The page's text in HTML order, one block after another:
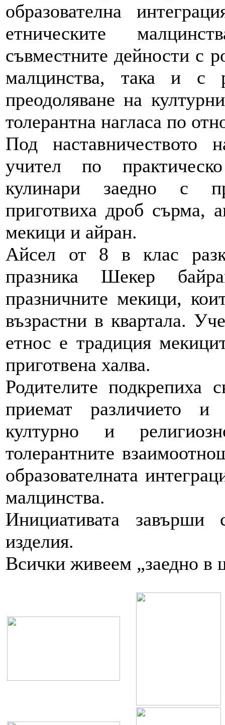
образователна
етническите
съвместните дейности с
малцинства, така и с
преодоляване на
толерантна нагласа по
Под
учител по
кулинари заедно с
приготвиха дроб сърма,
мекици и айран.
Айсел от 8 в клас
празника Шекер
празничните мекици,
възрастни в квартала.
етнос е традиция
приготвена халва.
Родителите подкрепиха
приемат различието и
културно и
толерантните
образователната
малцинства.
Инициативата завърши
изделия.
Всички живеем „заедно в